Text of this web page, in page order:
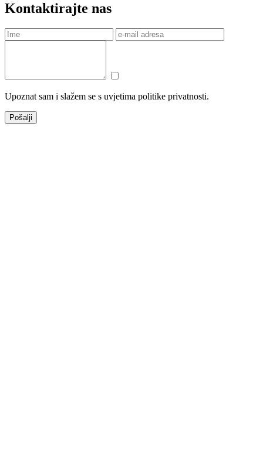
Kontaktirajte nas
Upoznat sam i slažem se s uvjetima politike privatnosti.
Pošalji